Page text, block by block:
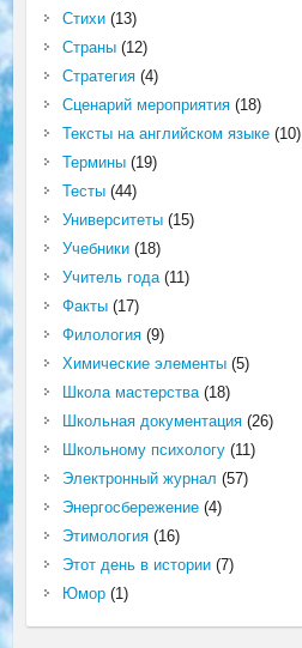
Стихи(13)
Страны(12)
Стратегия(4)
Сценарий мероприятия(18)
Тексты на английском языке(10)
Термины(19)
Тесты(44)
Университеты(15)
Учебники(18)
Учитель года(11)
Факты(17)
Филология(9)
Химические элементы(5)
Школа мастерства(18)
Школьная документация(26)
Школьному психологу(11)
Электронный журнал (57)
Энергосбережение(4)
Этимология(16)
Этот день в истории(7)
Юмор(1)